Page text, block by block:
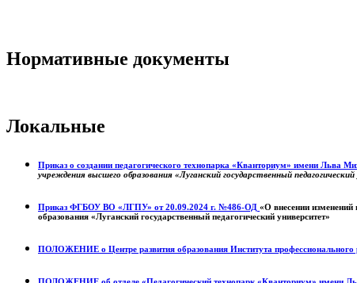
Нормативные документы
Локальные
Приказ о создании педагогического технопарка «Кванториум» имени Льва
учреждения высшего образования «Луганский государственный
Приказ ФГБОУ ВО «ЛГПУ» от 20.09.2024 г. №486-ОД «О внесении
образования «Луганский государственный педагогический университет»
ПОЛОЖЕНИЕ о Центре развития образования Института